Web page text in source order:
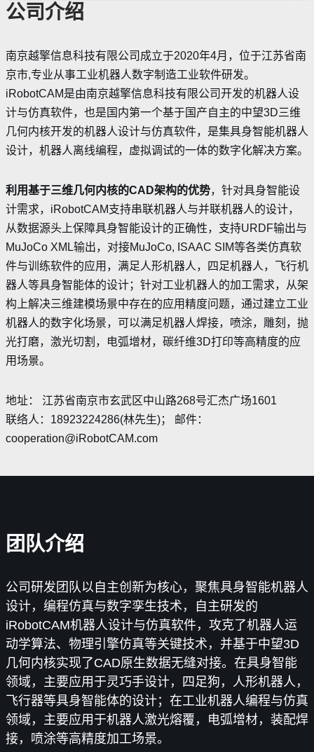
公司介绍
南京越擎信息科技有限公司成立于2020年4月，位于江苏省南
京市,专业从事工业机器人数字制造工业软件研发。
iRobotCAM是由南京越擎信息科技有限公司开发的机器人设
计与仿真软件，也是国内第一个基于国产自主的中望3D三维
几何内核开发的机器人设计与仿真软件，是集具身智能机器人
设计，机器人离线编程，虚拟调试的一体的数字化解决方案。
利用基于三维几何内核的CAD架构的优势，针对具身智能设
计需求，iRobotCAM支持串联机器人与并联机器人的设计，
从数据源头上保障具身智能设计的正确性，支持URDF输出与
MuJoCo XML输出，对接MuJoCo, ISAAC SIM等各类仿真软
件与训练软件的应用，满足人形机器人，四足机器人，飞行机
器人等具身智能体的设计； 针对工业机器人的加工需求，从架
构上解决三维建模场景中存在的应用精度问题，通过建立工业
机器人的数字化场景，可以满足机器人焊接，喷涂，雕刻，抛
光打磨，激光切割，电弧增材，碳纤维3D打印等高精度的应
用场景。
地址： 江苏省南京市玄武区中山路268号汇杰广场1601
联络人：18923224286(林先生)； 邮件：
cooperation@iRobotCAM.com
团队介绍
公司研发团队以自主创新为核心，聚焦具身智能机器人
设计，编程仿真与数字孪生技术，自主研发的
iRobotCAM机器人设计与仿真软件，攻克了机器人运
动学算法、物理引擎仿真等关键技术，并基于中望3D
几何内核实现了CAD原生数据无缝对接。在具身智能
领域，主要应用于灵巧手设计，四足狗，人形机器人，
飞行器等具身智能体的设计；在工业机器人编程与仿真
领域，主要应用于机器人激光熔覆，电弧增材，装配焊
接，喷涂等高精度加工场景。